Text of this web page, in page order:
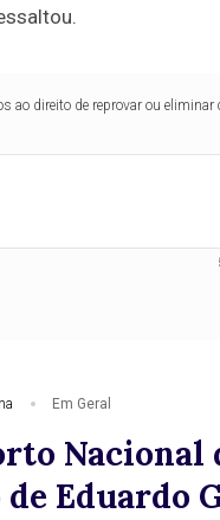
ao direito de reprovar ou
Em Geral
Nacional
Eduardo